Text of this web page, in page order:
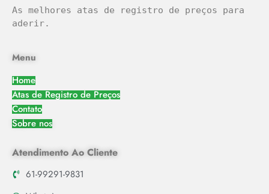
As melhores atas de registro de preços para
aderir.
Menu
Home
Atas de Registro de Preços
Contato
Sobre nos
Atendimento Ao Cliente
61-99291-9831